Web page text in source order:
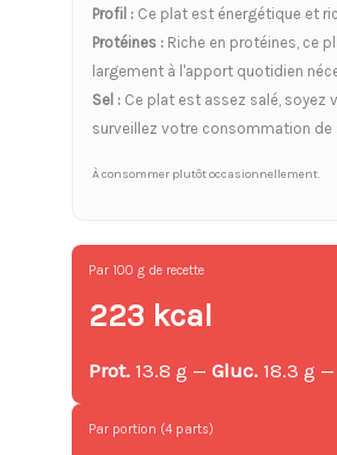
Profil : Ce plat est énergétique et
Protéines : Riche en protéines, ce
largement à l'apport quotidien
Sel : Ce plat est assez salé, soyez
surveillez votre consommation de
À consommer plutôt occasionnellement.
Par 100 g de recette
223 kcal
Prot. 13.8 g —Gluc. 18.3 g —
Par portion (4 parts)